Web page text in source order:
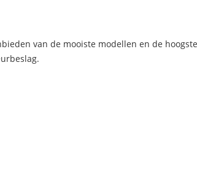
van de mooiste modellen en de